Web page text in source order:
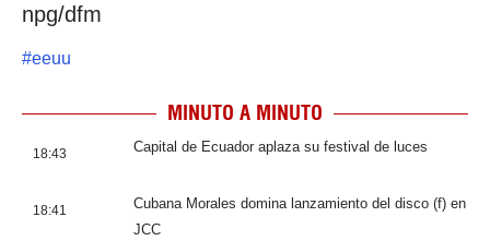
npg/dfm
#eeuu
MINUTO A MINUTO
18:43 Capital de Ecuador aplaza su festival de luces
18:41
Cubana Morales domina lanzamiento del disco (f) en
JCC